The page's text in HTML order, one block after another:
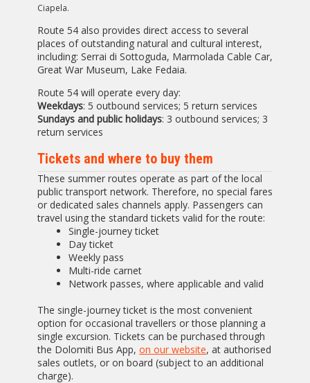
Ciapela.
Route 54 also provides direct access to several
places of outstanding natural and cultural interest,
including: Serrai di Sottoguda, Marmolada Cable Car,
Great War Museum, Lake Fedaia.
Route 54 will operate every day:
Weekdays: 5 outbound services; 5 return services
Sundays and public holidays: 3 outbound services; 3
return services
Tickets and where to buy them
These summer routes operate as part of the local
public transport network. Therefore, no special fares
or dedicated sales channels apply. Passengers can
travel using the standard tickets valid for the route:
Single-journey ticket
Day ticket
Weekly pass
Multi-ride carnet
Network passes, where applicable and valid
The single-journey ticket is the most convenient
option for occasional travellers or those planning a
single excursion. Tickets can be purchased through
the Dolomiti Bus App, on our website, at authorised
sales outlets, or on board (subject to an additional
charge).